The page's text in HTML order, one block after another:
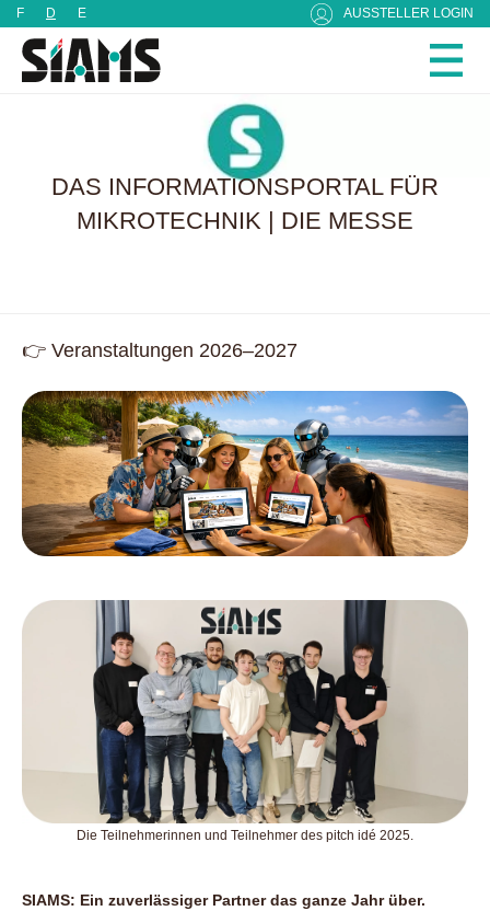
F D E AUSSTELLER LOGIN
DAS INFORMATIONSPORTAL FÜR
MIKROTECHNIK | DIE MESSE
👉 Veranstaltungen 2026–2027
Die Teilnehmerinnen und Teilnehmer des pitch idé 2025.
SIAMS: Ein zuverlässiger Partner das ganze Jahr über.
Cookie-Einstellungen